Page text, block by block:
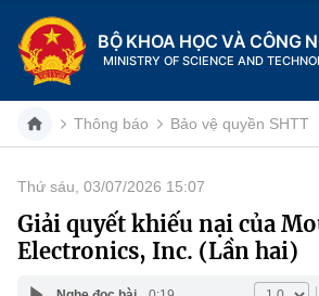
BỘ KHOA HỌC VÀ CÔNG
MINISTRY OF SCIENCE AND
Danh mục
Trang chủ
Thông báo Bảo vệ quyền SHTT
Thứ sáu, 03/07/2026 15:07
Giải quyết khiếu nại của
Electronics, Inc. (Lần hai)